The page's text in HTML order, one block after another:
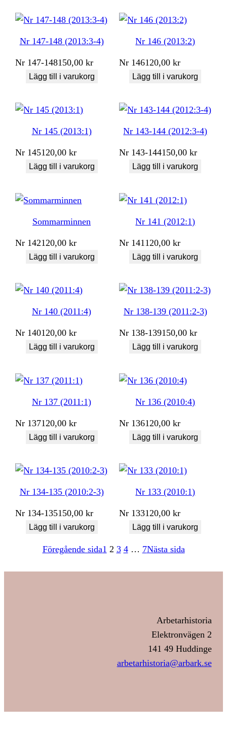
Nr 147-148 (2013:3-4)
Nr 147-148150,00kr
Lägg till i varukorg
Nr 146 (2013:2)
Nr 146120,00kr
Lägg till i varukorg
Nr 145 (2013:1)
Nr 145120,00kr
Lägg till i varukorg
Nr 143-144 (2012:3-4)
Nr 143-144150,00kr
Lägg till i varukorg
Sommarminnen
Nr 142120,00kr
Lägg till i varukorg
Nr 141 (2012:1)
Nr 141 120,00kr
Lägg till i varukorg
Nr 140 (2011:4)
Nr 140120,00kr
Lägg till i varukorg
Nr 138-139 (2011:2-3)
Nr 138-139150,00kr
Lägg till i varukorg
Nr 137 (2011:1)
Nr 137120,00kr
Lägg till i varukorg
Nr 136 (2010:4)
Nr 136120,00kr
Lägg till i varukorg
Nr 134-135 (2010:2-3)
Nr 134-135150,00kr
Lägg till i varukorg
Nr 133 (2010:1)
Nr 133120,00kr
Lägg till i varukorg
Föregående sida1 2 3 4 … 7Nästa sida
Arbetarhistoria
Elektronvägen 2
141 49 Huddinge
arbetarhistoria@arbark.se